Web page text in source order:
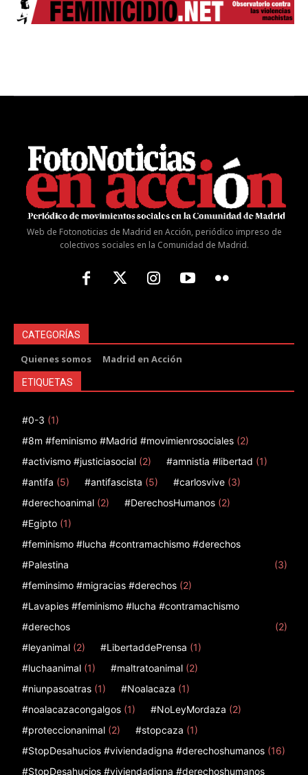
Web de Fotonoticias de Madrid en Acción, periódico impreso de
colectivos sociales en la Comunidad de Madrid.
CATEGORÍAS
Quienes somos Madrid en Acción
ETIQUETAS
#0-3 (1)
#8m #feminismo #Madrid #movimienrosociales (2)
#activismo #justiciasocial (2) #amnistia #libertad (1)
#antifa (5) #antifascista (5) #carlosvive (3)
#derechoanimal (2) #DerechosHumanos (2)
#Egipto (1)
#feminismo #lucha #contramachismo #derechos
#Palestina
(3)
#feminsimo #migracias #derechos (2)
#Lavapies #feminismo #lucha #contramachismo
#derechos
(2)
#leyanimal (2) #LibertaddePrensa (1)
#luchaanimal (1) #maltratoanimal (2)
#niunpasoatras (1) #Noalacaza (1)
#noalacazacongalgos (1) #NoLeyMordaza (2)
#proteccionanimal (2) #stopcaza (1)
#StopDesahucios #viviendadigna #derechoshumanos (16)
#StopDesahucios #viviendadigna #derechoshumanos